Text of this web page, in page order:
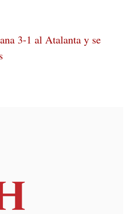
3-1 al Atalanta y se